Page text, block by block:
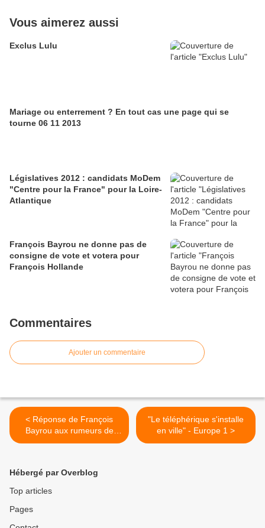
Vous aimerez aussi
Exclus Lulu
Mariage ou enterrement ? En tout cas une page qui se
tourne 06 11 2013
Législatives 2012 : candidats MoDem
"Centre pour la France" pour la Loire-
Atlantique
François Bayrou ne donne pas de
consigne de vote et votera pour
François Hollande
Commentaires
Ajouter un commentaire
< Réponse de François
Bayrou aux rumeurs de
changement de cap du
"Le téléphérique s'installe
en ville" - Europe 1 >
Hébergé par Overblog
Top articles
Pages